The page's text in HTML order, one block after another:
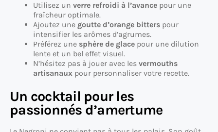
Utilisez un verre refroidi à l’avance pour une
fraîcheur optimale.
Ajoutez une goutte d’orange bitters pour
intensifier les arômes d’agrumes.
Préférez une sphère de glace pour une dilution
lente et un bel effet visuel.
N’hésitez pas à jouer avec les vermouths
artisanaux pour personnaliser votre recette.
Un cocktail pour les
passionnés d’amertume